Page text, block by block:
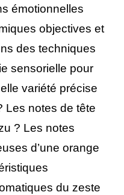
émotionnelles
objectives et
des techniques
sensorielle pour
variété précise
Les notes de tête
? Les notes
d’une orange
du zeste